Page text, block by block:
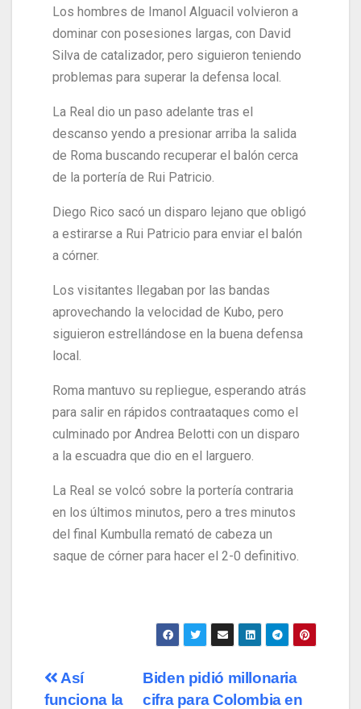
Los hombres de Imanol Alguacil volvieron a
dominar con posesiones largas, con David
Silva de catalizador, pero siguieron teniendo
problemas para superar la defensa local.
La Real dio un paso adelante tras el
descanso yendo a presionar arriba la salida
de Roma buscando recuperar el balón cerca
de la portería de Rui Patricio.
Diego Rico sacó un disparo lejano que obligó
a estirarse a Rui Patricio para enviar el balón
a córner.
Los visitantes llegaban por las bandas
aprovechando la velocidad de Kubo, pero
siguieron estrellándose en la buena defensa
local.
Roma mantuvo su repliegue, esperando atrás
para salir en rápidos contraataques como el
culminado por Andrea Belotti con un disparo
a la escuadra que dio en el larguero.
La Real se volcó sobre la portería contraria
en los últimos minutos, pero a tres minutos
del final Kumbulla remató de cabeza un
saque de córner para hacer el 2-0 definitivo.
Biden pidió millonaria
cifra para Colombia en
Así
funciona la